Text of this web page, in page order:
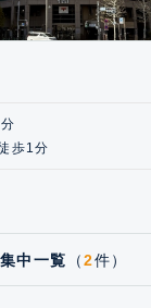
歩1分
中一覧 （2件）